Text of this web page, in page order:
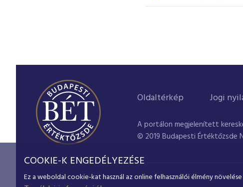
Oldaltérkép Jogi
A portálon megjelenített
© 2019 Budapesti Értéktőzsde
COOKIE-K ENGEDÉLYEZÉSE
Ez a weboldal cookie-kat használ az online felhasználói élmény